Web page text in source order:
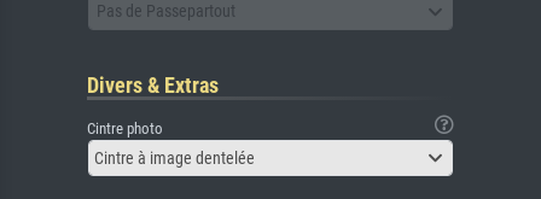
Pas de Passepartout
Divers & Extras
Cintre photo
Cintre à image dentelée